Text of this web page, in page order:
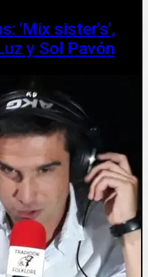
'Mix sister's',
y Sol Pavón